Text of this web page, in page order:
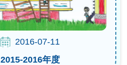
2016-07-11
2015-2016年度